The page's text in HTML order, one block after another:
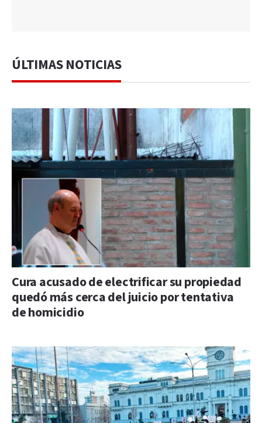
ÚLTIMAS NOTICIAS
Cura acusado de electrificar su propiedad
quedó más cerca del juicio por tentativa
de homicidio